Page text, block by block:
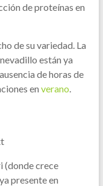
de proteínas en
de su variedad. La
están ya
de horas de
en verano
(donde crece
presente en